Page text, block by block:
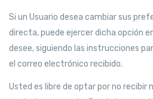
Si un Usuario desea cambiar sus
directa, puede ejercer dicha opción
desee, siguiendo las instrucciones
el correo electrónico recibido.
Usted es libre de optar por no recibir